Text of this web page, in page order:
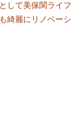
して美保関ライフ
綺麗にリノベーシ